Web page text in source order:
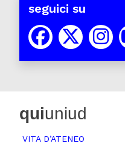
seguici su
quiuniud
VITA D’ATENEO